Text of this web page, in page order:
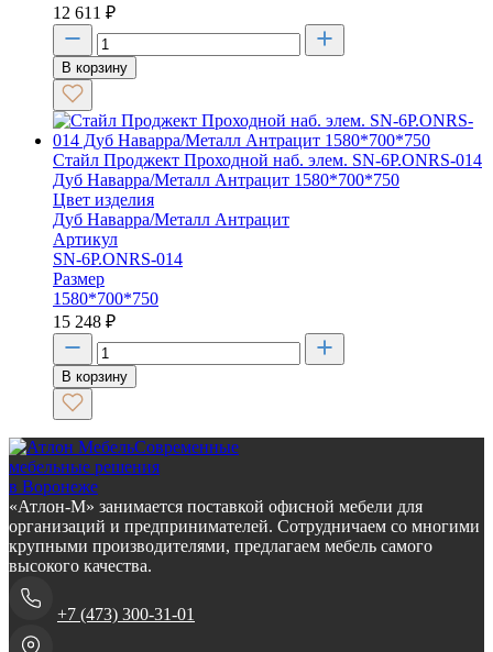
12 611 ₽
В корзину
Стайл Проджект Проходной наб. элем. SN-6P.ONRS-014
Дуб Наварра/Металл Антрацит 1580*700*750
Цвет изделия
Дуб Наварра/Металл Антрацит
Артикул
SN-6P.ONRS-014
Размер
1580*700*750
15 248 ₽
В корзину
Современные
мебельные решения
в Воронеже
«Атлон-М» занимается поставкой офисной мебели для
организаций и предпринимателей. Сотрудничаем со многими
крупными производителями, предлагаем мебель самого
высокого качества.
+7 (473) 300-31-01